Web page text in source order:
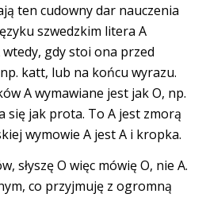
ten cudowny dar nauczenia
szwedzkim litera A
gdy stoi ona przed
katt, lub na końcu wyrazu.
A wymawiane jest jak O, np.
się jak prota. To A jest zmorą
wymowie A jest A i kropka.
słyszę O więc mówię O, nie A.
co przyjmuję z ogromną